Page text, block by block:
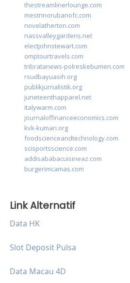
thestreamlinerlounge.com
mestrinorubanofc.com
novelatherton.com
nassvalleygardens.net
electjohnstewart.com
omptourtravels.com
tribratanews-polreskebumen.com
rsudbayuasih.org
publikjurnalistik.org
juneteenthapparel.net
italywarm.com
journaloffinanceeconomics.com
kvk-kumari.org
foodscienceandtechnology.com
scisportsscience.com
addisababacuisineaz.com
burgerimcamas.com
Link Alternatif
Data HK
Slot Deposit Pulsa
Data Macau 4D